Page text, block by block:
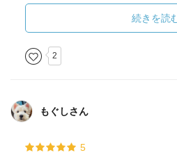
（実は、このときからもう、彼
だ）
アルバイトをして、先生や親以
界に入り込むことによって、平
もちろん、いい人、いい大人た
は剛さんが良かったなあ～）
が、そこが壮大な冒険ものという
続きを読
2
もぐしさん
5